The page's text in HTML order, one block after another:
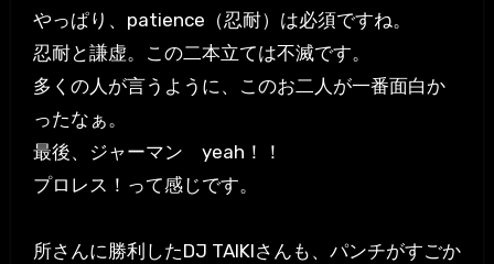
やっぱり、patience（忍耐）は必須ですね。
忍耐と謙虚。この二本立ては不滅です。
多くの人が言うように、このお二人が一番面白か
ったなぁ。
最後、ジャーマン yeah！！
プロレス！って感じです。
所さんに勝利したDJ TAIKIさんも、パンチがすごか